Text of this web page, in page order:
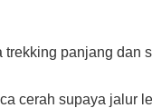
panjang dan
cerah supaya jalur